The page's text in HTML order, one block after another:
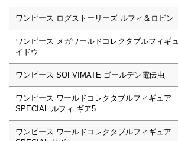
ワンピース ログストーリーズ ルフィ＆ロビン
ワンピース メガワールドコレクタブルフィギ
イドウ
ワンピース SOFVIMATE ゴールデン電伝虫
ワンピース ワールドコレクタブルフィギュア
SPECIAL ルフィ ギア5
ワンピース ワールドコレクタブルフィギュア